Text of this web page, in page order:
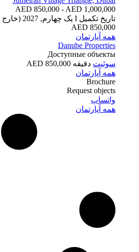
AED 850,000 - AED 1,000,000
تاریخ تکمیل I یک چهارم, 2027 (خارج از طرح)
850,000 AED
همه آپارتمان
Danube Properties
Доступные объекты
سوئیت دقیقه 850,000 AED
همه آپارتمان
Brochure
Request objects
واتساپ
همه آپارتمان